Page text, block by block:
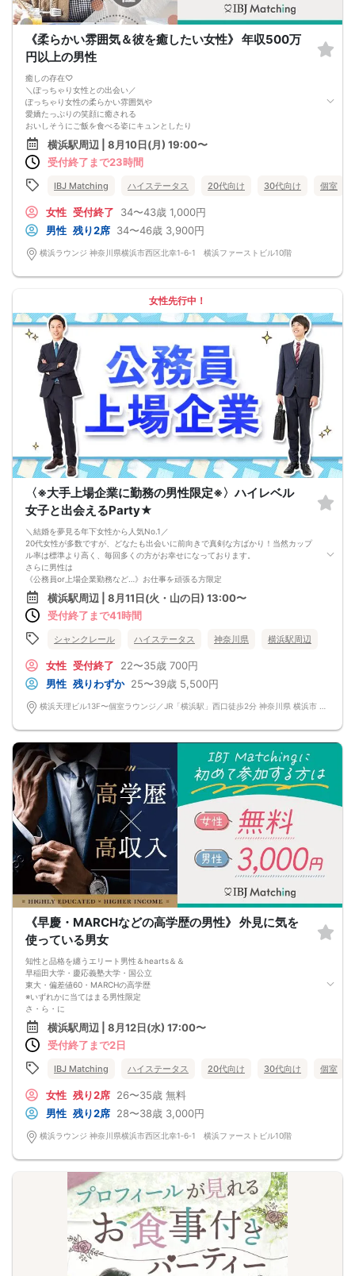
《柔らかい雰囲気＆彼を癒したい女性》 年収500万
円以上の男性
癒しの存在♡
＼ぽっちゃり女性との出会い／
ぽっちゃり女性の柔らかい雰囲気や
愛嬌たっぷりの笑顔に癒される
おいしそうにご飯を食べる姿にキュンとしたり
ハグした時の心地良さに安らいだり…♡
魅力たっぷりのぽっちゃり女性と
癒される毎日を過ごしませんか？
横浜駅周辺 | 8月10日(月) 19:00〜
受付終了まで23時間
IBJ Matching ハイステータス 20代向け 30代向け 個室
女性 受付終了 34〜43歳 1,000円
男性 残り2席 34〜46歳 3,900円
横浜ラウンジ 神奈川県横浜市西区北幸1‐6‐1 横浜ファーストビル10階
女性先行中！
〈※大手上場企業に勤務の男性限定※〉ハイレベル
女子と出会えるParty★
＼結婚を夢見る年下女性から人気No.1／
20代女性が多数ですが、どなたも出会いに前向きで真剣な方ばかり！当然カップ
ル率は標準より高く、毎回多くの方がお幸せになっております。
さらに男性は
《公務員or上場企業勤務など…》お仕事を頑張る方限定
仕事も落ち着いてきたしそろそろプライベートを充実させたいな、ニコニコ笑顔
の優しい彼女がいたらもっと仕事も頑張れちゃうはず！
これからの人生を共有できるパートナーを、こちらのパーティーで見つけません
横浜駅周辺 | 8月11日(火・山の日) 13:00〜
受付終了まで41時間
シャンクレール ハイステータス 神奈川県 横浜駅周辺
女性 受付終了 22〜35歳 700円
男性 残りわずか 25〜39歳 5,500円
《早慶・MARCHなどの高学歴の男性》 外見に気を
使っている男女
知性と品格を纏うエリート男性＆hearts＆＆
早稲田大学・慶応義塾大学・国公立
東大・偏差値60・MARCHの高学歴
※いずれかに当てはまる男性限定
さ・ら・に
外見に気を使っている方
TPOに合わせた服装/肌・髪がキレイ
香りやアクセサリーが控えめで上品など＆hellip＆＆
会話のテンポ、考え方、礼儀、話題の深さ
横浜駅周辺 | 8月12日(水) 17:00〜
受付終了まで2日
IBJ Matching ハイステータス 20代向け 30代向け 個室
女性 残り2席 26〜35歳 無料
男性 残り2席 28〜38歳 3,000円
横浜ラウンジ 神奈川県横浜市西区北幸1‐6‐1 横浜ファーストビル10階